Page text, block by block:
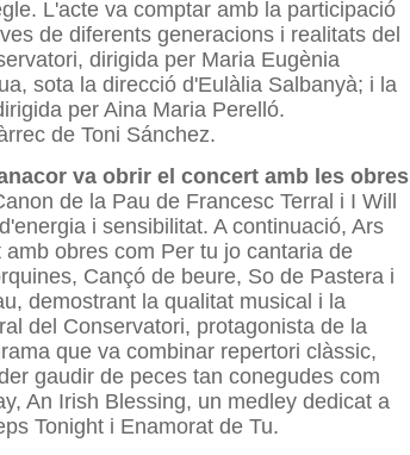
L'acte va comptar amb la participació
de diferents generacions i realitats del
dirigida per Maria Eugènia
sota la direcció d'Eulàlia Salbanyà; i la
per Aina Maria Perelló.
de Toni Sánchez.
va obrir el concert amb les obres
de la Pau de Francesc Terral i I Will
i sensibilitat. A continuació, Ars
obres com Per tu jo cantaria de
Cançó de beure, So de Pastera i
demostrant la qualitat musical i la
del Conservatori, protagonista de la
que va combinar repertori clàssic,
gaudir de peces tan conegudes com
An Irish Blessing, un medley dedicat a
Tonight i Enamorat de Tu.